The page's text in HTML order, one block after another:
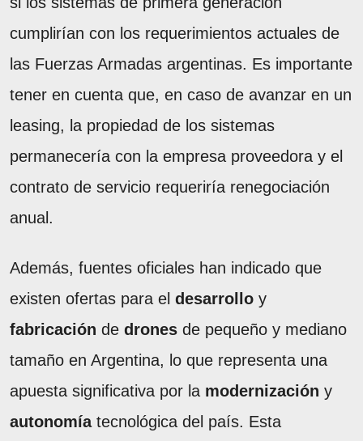
cumplirían con los requerimientos actuales de
las Fuerzas Armadas argentinas. Es importante
tener en cuenta que, en caso de avanzar en un
leasing, la propiedad de los sistemas
permanecería con la empresa proveedora y el
contrato de servicio requeriría renegociación
anual.
Además, fuentes oficiales han indicado que
existen ofertas para el desarrollo y
fabricación de drones de pequeño y mediano
tamaño en Argentina, lo que representa una
apuesta significativa por la modernización y
autonomíatecnológica del país. Esta